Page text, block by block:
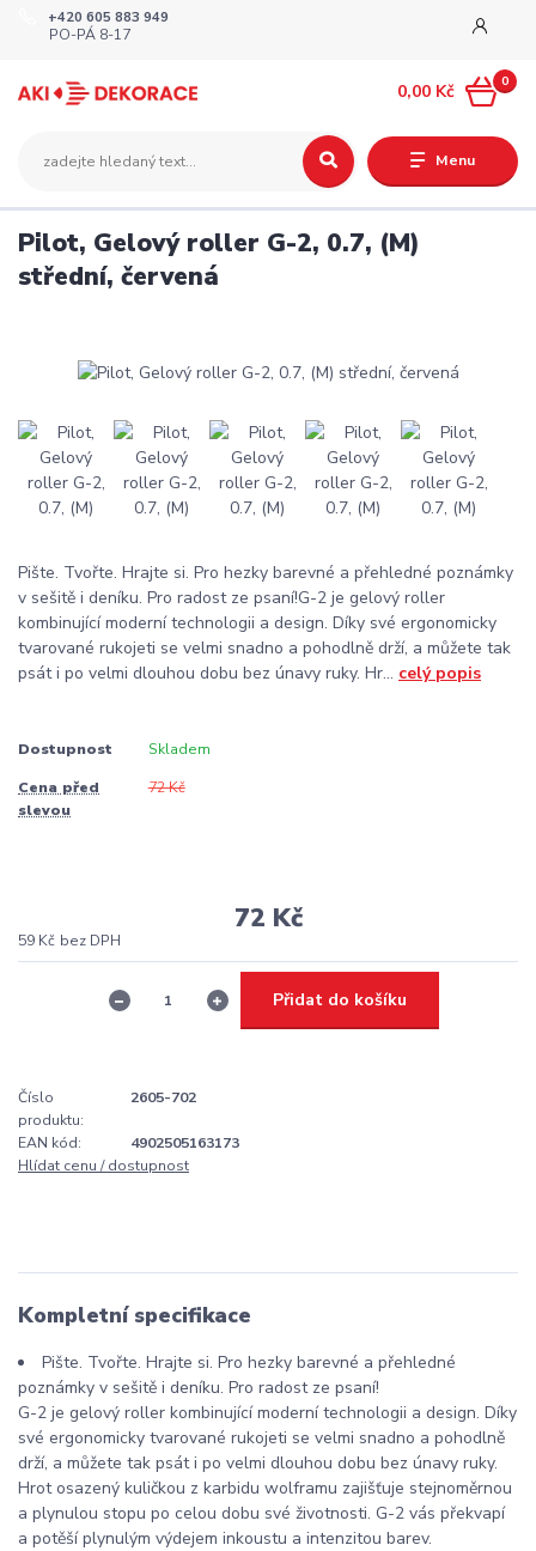
Menu
+420 605 883 949
PO-PÁ 8-17
0
0,00 Kč
Pilot, Gelový roller G-2, 0.7, (M)
střední, červená
Pište. Tvořte. Hrajte si. Pro hezky barevné a přehledné poznámky
v sešitě i deníku. Pro radost ze psaní!G-2 je gelový roller
kombinující moderní technologii a design. Díky své ergonomicky
tvarované rukojeti se velmi snadno a pohodlně drží, a můžete tak
psát i po velmi dlouhou dobu bez únavy ruky. Hr... celý popis
Dostupnost Skladem
Cena před
slevou
72 Kč
72 Kč
59 Kč bez DPH
Přidat do košíku
Číslo
produktu:
2605-702
EAN kód:
4902505163173
Hlídat cenu / dostupnost
Kompletní specifikace
Pište. Tvořte. Hrajte si. Pro hezky barevné a přehledné
poznámky v sešitě i deníku. Pro radost ze psaní!
G-2 je gelový roller kombinující moderní technologii a design. Díky
své ergonomicky tvarované rukojeti se velmi snadno a pohodlně
drží, a můžete tak psát i po velmi dlouhou dobu bez únavy ruky.
Hrot osazený kuličkou z karbidu wolframu zajišťuje stejnoměrnou
a plynulou stopu po celou dobu své životnosti. G-2 vás překvapí
a potěší plynulým výdejem inkoustu a intenzitou barev.